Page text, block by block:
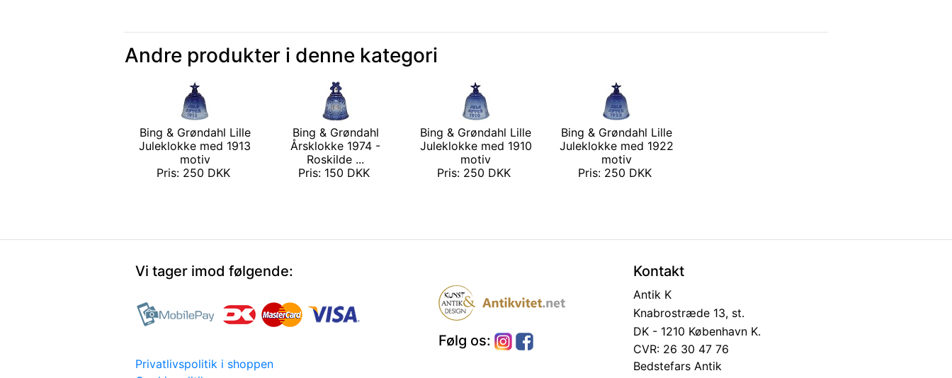
Andre produkter i denne kategori
Bing & Grøndahl Lille
Juleklokke med 1913
motiv
Pris: 250 DKK
Bing & Grøndahl
Årsklokke 1974 -
Roskilde ...
Pris: 150 DKK
Bing & Grøndahl Lille
Juleklokke med 1910
motiv
Pris: 250 DKK
Bing & Grøndahl Lille
Juleklokke med 1922
motiv
Pris: 250 DKK
Vi tager imod følgende:
Privatlivspolitik i shoppen
Følg os:
Kontakt
Antik K
Knabrostræde 13, st.
DK - 1210 København K.
CVR: 26 30 47 76
Bedstefars Antik